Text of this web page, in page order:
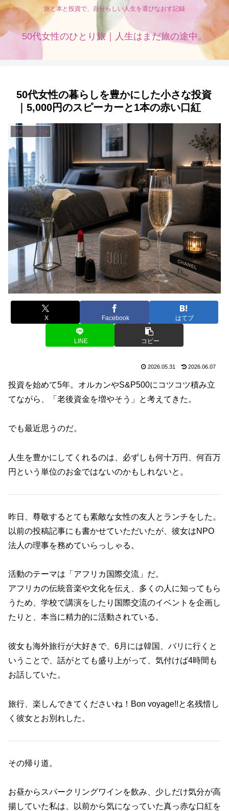
旅と本と投資で、自分らしい人生を選びなおす記録
50代女性のひとり旅｜人生はまだ旅の途中。
50代女性の暮らしを豊かにした小さな投資
｜5,000円のスピーカーと1本の赤い口紅
ライフスタイル
X Facebook はてブ
LINE コピー
2026.05.31 2026.06.07
投資を始めて5年。オルカンやS&P500にコツコツ積み立
てながら、「老後資金を増やそう」と考えてきた。
でも最近思うのだ。
人生を豊かにしてくれるのは、必ずしも何十万円、何百万
円という単位のお金ではないのかもしれないと。
昨日、尊敬するとても素敵な女性の友人とランチをした。
以前の投稿記事にも書かせていただいたが、彼女はNPO
法人の理事を務めていらっしゃる。
活動のテーマは「アフリカ国際交流」だ。
アフリカの伝統音楽や文化を伝え、多くの人に知ってもら
うため、学校で講演をしたり国際交流のイベントを企画し
たりと、本当に精力的に活動されている。
彼女も海外旅行が大好きで、6月には韓国、バリに行くと
いうことで、話がとても盛り上がって、気付けば4時間も
お話していた。
旅行、楽しんできてくださいね！Bon voyage!!と名残惜し
く彼女とお別れした。
その帰り道。
お昼からスパークリングワインを飲み、少しだけ気分が高
揚していた私は、以前から気になっていた真っ赤な口紅を